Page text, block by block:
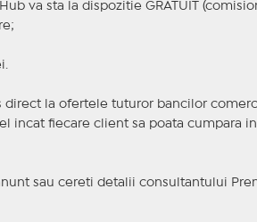
va sta la dispozitie GRATUIT
direct la ofertele tuturor bancilor
incat fiecare client sa poata cumpara
sau cereti detalii consultantului